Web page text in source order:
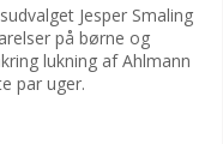
Jesper Smaling
på børne og
lukning af Ahlmann
par uger.